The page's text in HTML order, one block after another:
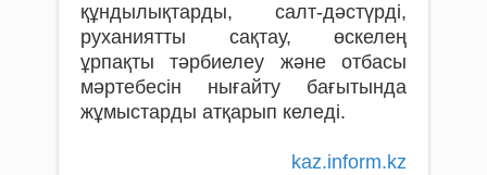
құндылықтарды, салт-дәстүрді,
руханиятты сақтау, өскелең
ұрпақты тәрбиелеу және отбасы
мәртебесін нығайту бағытында
жұмыстарды атқарып келеді.
kaz.inform.kz